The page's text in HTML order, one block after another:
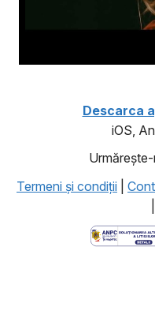
Descarca
iOS,
Termeni şi condiţii